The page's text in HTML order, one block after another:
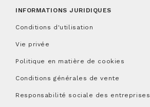
INFORMATIONS JURIDIQUES
Conditions d'utilisation
Vie privée
Politique en matière de cookies
Conditions générales de vente
Responsabilité sociale des entreprises